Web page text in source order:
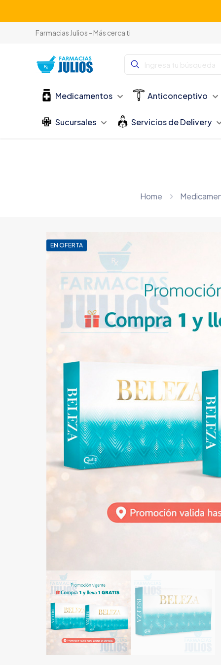
Farmacias Julios - Más cerca ti
Medicamentos Anticonceptivo
Sucursales Servicios de Delivery
Home
EN OFERTA